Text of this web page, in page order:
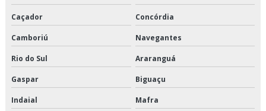
Transporte produtos congelados valor
Transporte produtos refrigerados em são paulo
Transporte produtos refrigerados em sp
Caçador Concórdia
Camboriú Navegantes
Rio do Sul Araranguá
Gaspar Biguaçu
Indaial Mafra